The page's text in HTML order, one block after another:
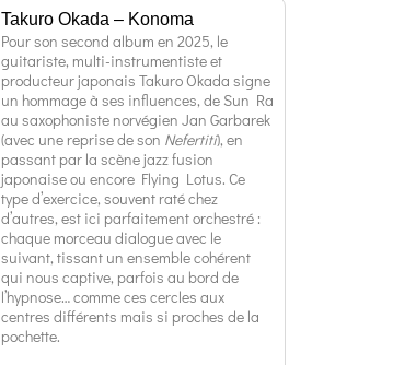
Takuro Okada – Konoma
Pour son second album en 2025, le
guitariste, multi-instrumentiste et
producteur japonais Takuro Okada signe
un hommage à ses influences, de Sun Ra
au saxophoniste norvégien Jan Garbarek
(avec une reprise de son Nefertiti), en
passant par la scène jazz fusion
japonaise ou encore Flying Lotus. Ce
type d’exercice, souvent raté chez
d’autres, est ici parfaitement orchestré :
chaque morceau dialogue avec le
suivant, tissant un ensemble cohérent
qui nous captive, parfois au bord de
l’hypnose… comme ces cercles aux
centres différents mais si proches de la
pochette.